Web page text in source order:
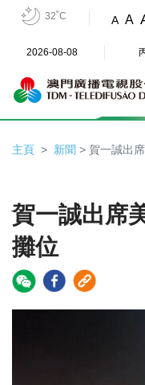
32˚C A A
2026-08-08
主頁 新聞 > 賀一誠出
賀一誠出席
攤位